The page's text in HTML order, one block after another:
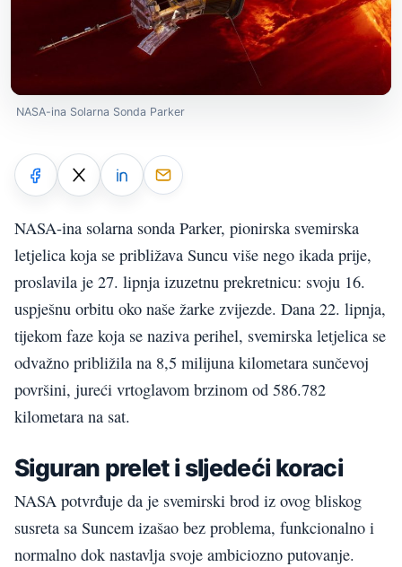
NASA-ina Solarna Sonda Parker
NASA-ina solarna sonda Parker, pionirska svemirska
letjelica koja se približava Suncu više nego ikada prije,
proslavila je 27. lipnja izuzetnu prekretnicu: svoju 16.
uspješnu orbitu oko naše žarke zvijezde. Dana 22. lipnja,
tijekom faze koja se naziva perihel, svemirska letjelica se
odvažno približila na 8,5 milijuna kilometara sunčevoj
površini, jureći vrtoglavom brzinom od 586.782
kilometara na sat.
Siguran prelet i sljedeći koraci
NASA potvrđuje da je svemirski brod iz ovog bliskog
susreta sa Suncem izašao bez problema, funkcionalno i
normalno dok nastavlja svoje ambiciozno putovanje.